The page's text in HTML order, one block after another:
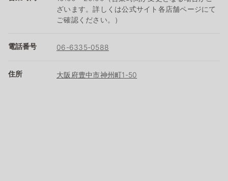
ざいます。詳しくは公式サイト各店舗ページにて
ご確認ください。）
電話番号 06-6335-0588
住所 大阪府豊中市神州町1-50